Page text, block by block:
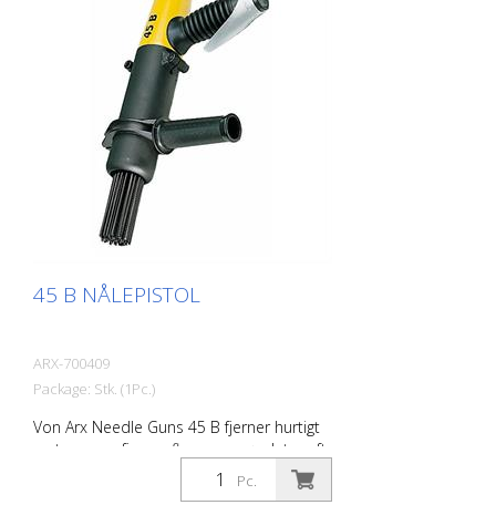
cfm) Nåle ø 3mm: 28 stk. Lufttryk: 7 bar
(100 psi) maks. Forbindelse: G 3/8 ''
Støjniveau: 101 dB (A)
45 B NÅLEPISTOL
ARX-700409
Package: Stk. (1Pc.)
Von Arx Needle Guns 45 B fjerner hurtigt
rust, renser, fjerner flager og gør det groft.
De udjævner i det væsentlige ujævne
overflader. Fordi nålene bevæger sig frit,
Pc.